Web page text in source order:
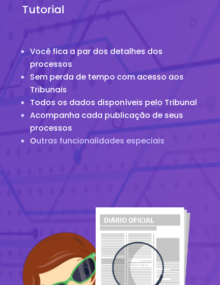
Tutorial
Você fica a par dos detalhes dos
processos
Sem perda de tempo com acesso aos
Tribunais
Todos os dados disponíveis pelo Tribunal
Acompanha cada publicação de seus
processos
Outras funcionalidades especiais